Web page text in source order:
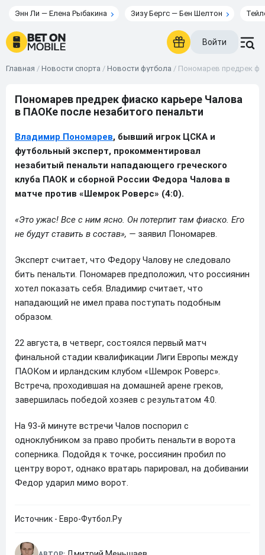
Энн Ли — Елена Рыбакина Зизу Бергс — Бен Шелтон
Войти
Главная / Новости спорта / Новости футбола / Пономарев предрек
Пономарев предрек фиаско карьере Чалова
в ПАОКе после незабитого пенальти
Владимир Пономарев, бывший игрок ЦСКА и
футбольный эксперт, прокомментировал
незабитый пенальти нападающего греческого
клуба ПАОК и сборной России Федора Чалова в
матче против «Шемрок Роверс» (4:0).
«Это ужас! Все с ним ясно. Он потерпит там фиаско. Его
не будут ставить в состав», — заявил Пономарев.
Эксперт считает, что Федору Чалову не следовало
бить пенальти. Пономарев предположил, что россиянин
хотел показать себя. Владимир считает, что
нападающий не имел права поступать подобным
образом.
22 августа, в четверг, состоялся первый матч
финальной стадии квалификации Лиги Европы между
ПАОКом и ирландским клубом «Шемрок Роверс».
Встреча, проходившая на домашней арене греков,
завершилась победой хозяев с результатом 4:0.
На 93-й минуте встречи Чалов поспорил с
одноклубником за право пробить пенальти в ворота
cоперника. Подойдя к точке, россиянин пробил по
центру ворот, однако вратарь парировал, на добивании
Федор ударил мимо ворот.
Источник - Евро-Футбол.Ру